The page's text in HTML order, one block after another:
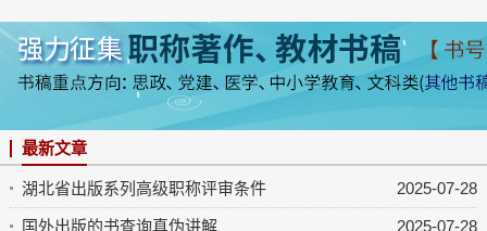
最新文章
2025-07-28
湖北省出版系列高级职称评审条件
2025-07-28
国外出版的书查询真伪讲解